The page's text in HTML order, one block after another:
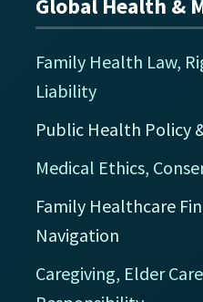
Global Health &
Family Health Law,
Liability
Public Health Policy
Medical Ethics,
Family Healthcare
Navigation
Caregiving, Elder